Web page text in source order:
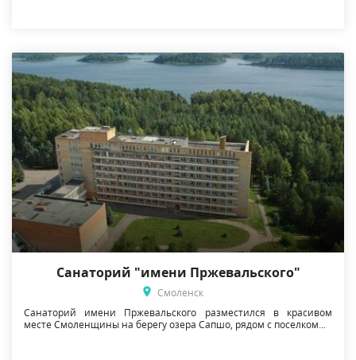
Санаторий "имени Пржевальского"
Смоленск
Санаторий имени Пржевальского разместился в красивом
месте Смоленщины на берегу озера Сапшо, рядом с поселком...